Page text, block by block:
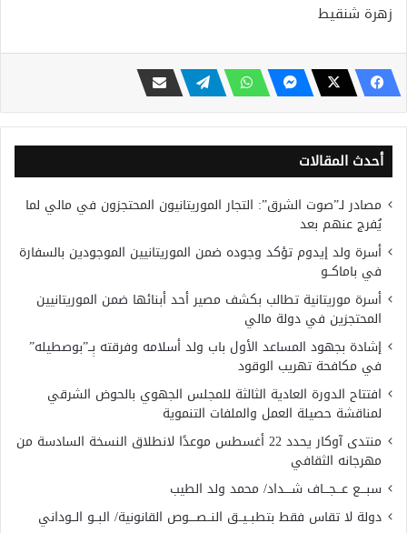
زهرة شنقيط
أحدث المقالات
مصادر لـ”صوت الشرق”: التجار الموريتانيون المحتجزون في مالي لما
يُفرج عنهم بعد
أسرة ولد إيدوم تؤكد وجوده ضمن الموريتانيين الموجودين بالسفارة
في باماكــو
أسرة موريتانية تطالب بكشف مصير أحد أبنائها ضمن الموريتانيين
المحتجزين في دولة مالي
إشادة بجهود المساعد الأول باب ولد أسلامه وفرقته بِــ”بوصطيله”
في مكافحة تهريب الوقود
افتتاح الدورة العادية الثالثة للمجلس الجهوي بالحوض الشرقي
لمناقشة حصيلة العمل والملفات التنموية
منتدى آوكار يحدد 22 أغسطس موعدًا لانطلاق النسخة السادسة من
مهرجانه الثقافي
سبـــع عـــجـــاف شــــداد/ محمد ولد الطيب
دولة لا تقاس فقط بتطبــيــق النــصــــوص القانونية/ البــو الــوداني